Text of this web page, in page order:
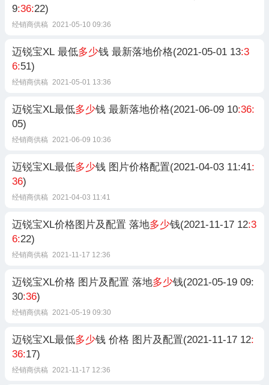
9:36:22)
经销商供稿 2021-05-10 09:36
迈锐宝XL 最低多少钱 最新落地价格(2021-05-01 13:3
6:51)
经销商供稿 2021-05-01 13:36
迈锐宝XL最低多少钱 最新落地价格(2021-06-09 10:36:
05)
经销商供稿 2021-06-09 10:36
迈锐宝XL最低多少钱 图片价格配置(2021-04-03 11:41:
36)
经销商供稿 2021-04-03 11:41
迈锐宝XL价格图片及配置 落地多少钱(2021-11-17 12:3
6:22)
经销商供稿 2021-11-17 12:36
迈锐宝XL价格 图片及配置 落地多少钱(2021-05-19 09:
30:36)
经销商供稿 2021-05-19 09:30
迈锐宝XL最低多少钱 价格 图片及配置(2021-11-17 12:
36:17)
经销商供稿 2021-11-17 12:36